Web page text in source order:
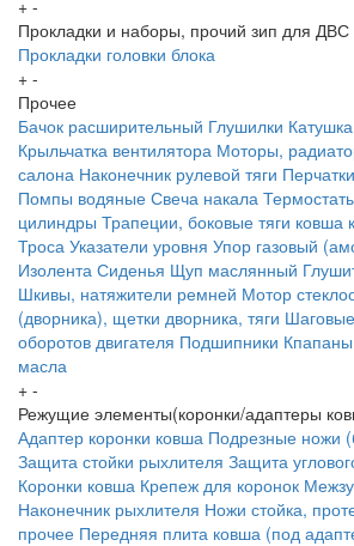
+ -
Прокладки и наборы, прочий зип для ДВС
Прокладки головки блока
+ -
Прочее
Бачок расширительный Глушилки
Крыльчатка вентилятора Моторы,
салона Наконечник рулевой тяги Перчатки
Помпы водяные Свеча накала
цилиндры Трапеции, боковые тяги ковша
Троса Указатели уровня Упор газовый
Изолента Сиденья Щуп маслянный
Шкивы, натяжители ремней Мотор
(дворника), щетки дворника, тяги
оборотов двигателя Подшипники
масла
+ -
Режущие элементы(коронки/адаптеры
Адаптер коронки ковша Подрезные ножи
Защита стойки рыхлителя Защита
Коронки ковша Крепеж для коронок
Наконечник рыхлителя Ножи стойка,
прочее Передняя плита ковша (под